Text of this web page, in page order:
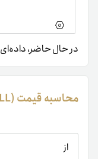
در حال حاضر،
محاسبه قیمت (SHILL)
از